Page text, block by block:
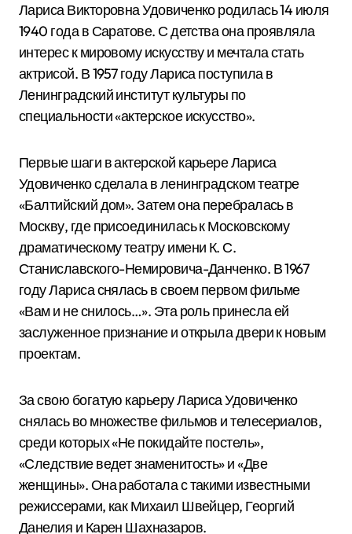
Лариса Викторовна Удовиченко родилась 14 июля
1940 года в Саратове. С детства она проявляла
интерес к мировому искусству и мечтала стать
актрисой. В 1957 году Лариса поступила в
Ленинградский институт культуры по
специальности «актерское искусство».
Первые шаги в актерской карьере Лариса
Удовиченко сделала в ленинградском театре
«Балтийский дом». Затем она перебралась в
Москву, где присоединилась к Московскому
драматическому театру имени К. С.
Станиславского-Немировича-Данченко. В 1967
году Лариса снялась в своем первом фильме
«Вам и не снилось…». Эта роль принесла ей
заслуженное признание и открыла двери к новым
проектам.
За свою богатую карьеру Лариса Удовиченко
снялась во множестве фильмов и телесериалов,
среди которых «Не покидайте постель»,
«Следствие ведет знаменитость» и «Две
женщины». Она работала с такими известными
режиссерами, как Михаил Швейцер, Георгий
Данелия и Карен Шахназаров.